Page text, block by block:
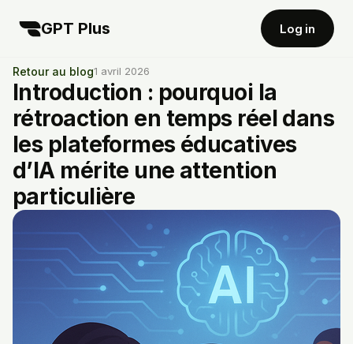
GPT Plus Log in
Retour au blog1 avril 2026
Introduction : pourquoi la
rétroaction en temps réel dans
les plateformes éducatives
d’IA mérite une attention
particulière